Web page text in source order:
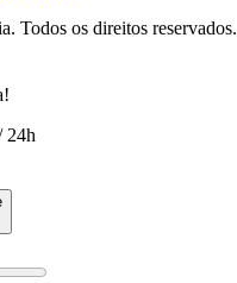
Todos os direitos reservados.
24h